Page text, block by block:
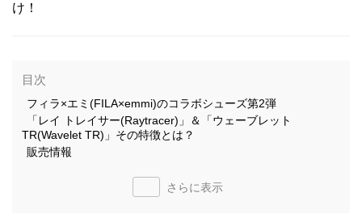
け！
目次
フィラ×エミ(FILA×emmi)のコラボシューズ第2弾
「レイ トレイサー(Raytracer)」＆「ウェーブレット
TR(Wavelet TR)」その特徴とは？
販売情報
さらに表示